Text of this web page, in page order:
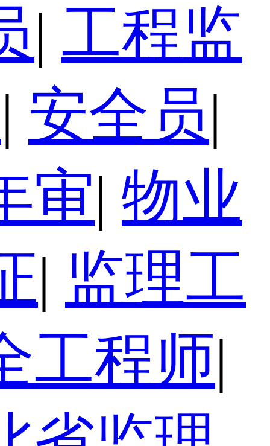
| 工程监
| 安全员|
审| 物业
| 监理工
工程师|